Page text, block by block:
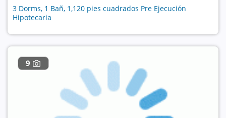
3 Dorms, 1 Bañ, 1,120 pies cuadrados Pre Ejecución
Hipotecaria
9